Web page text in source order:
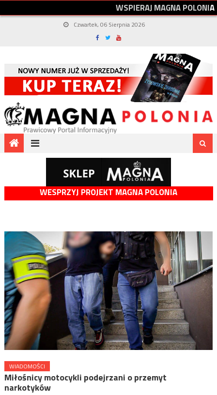
WSPIERAJMAGNAPOLONIA
Czwartek, 06 Sierpnia 2026
WESPRZYJ PROJEKT MAGNA POLONIA
WIADOMOŚCI
Miłośnicy motocykli podejrzani o przemyt
narkotyków